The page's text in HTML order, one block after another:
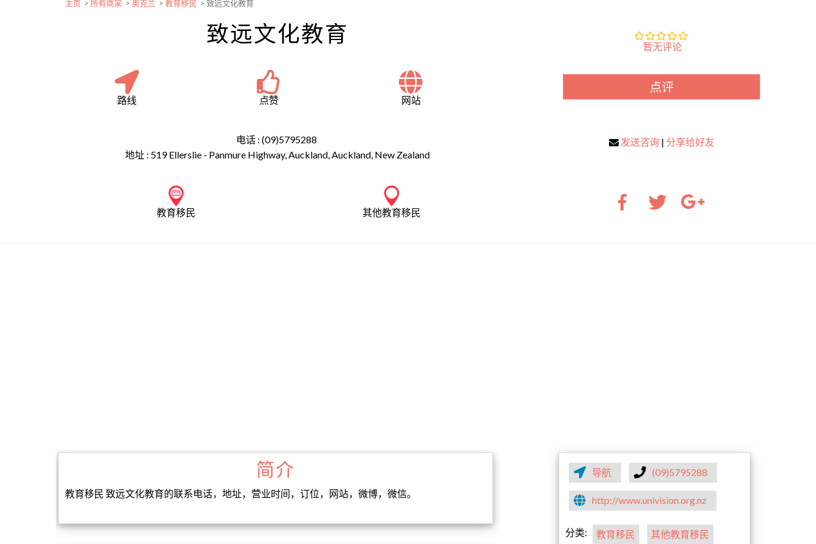
主页 > 所有商家 > 奥克兰 > 教育移民 > 致远文化教育
致远文化教育
路线 点赞 网站
电话 : (09)5795288
地址 : 519 Ellerslie - Panmure Highway, Auckland, Auckland, New Zealand
教育移民 其他教育移民
暂无评论
点评
发送咨询 | 分享给好友
简介
教育移民 致远文化教育的联系电话，地址，营业时间，订位，网站，微博，微信。
导航 (09)5795288
http://www.univision.org.nz
分类: 教育移民 其他教育移民